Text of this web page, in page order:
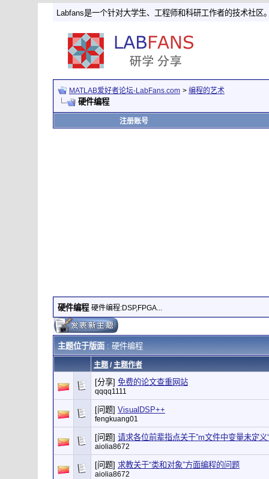
Labfans是一个针对大学生、工程师和科研工作者的技术社区
MATLAB爱好者论坛-LabFans.com > 编程的艺术
硬件编程
注册账号
硬件编程 硬件编程:DSP,FPGA...
主题位于版面: 硬件编程
主题/ 主题作者
[分享] 免费的论文查重网站
qqqq1111
[问题] VisualDSP++
fengkuang01
[问题] 请求各位前辈指点关于”m文件中变量未定义
aiolia8672
[问题] 求教关于“类和对象”方面编程的问题
aiolia8672